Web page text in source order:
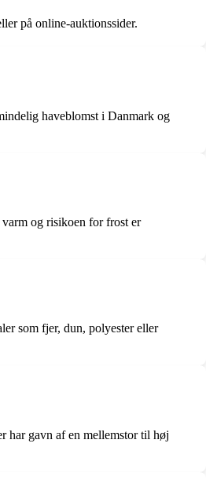
på online-auktionssider.
haveblomst i Danmark og
og risikoen for frost er
som fjer, dun, polyester eller
har gavn af en mellemstor til høj